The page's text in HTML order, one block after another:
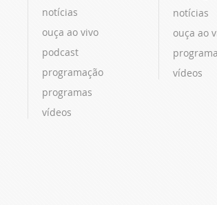
notícias
ouça ao vivo
podcast
programação
programas
vídeos
notícias
ouça ao
vídeos